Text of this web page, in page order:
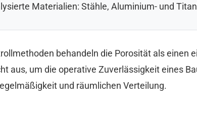
Materialien: Stähle, Aluminium- und
behandeln die Porosität als einen
aus, um die operative Zuverlässigkeit eines
und räumlichen Verteilung.